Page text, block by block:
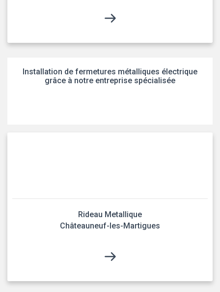
Installation de fermetures métalliques électrique
grâce à notre entreprise spécialisée
Rideau Metallique
Châteauneuf-les-Martigues